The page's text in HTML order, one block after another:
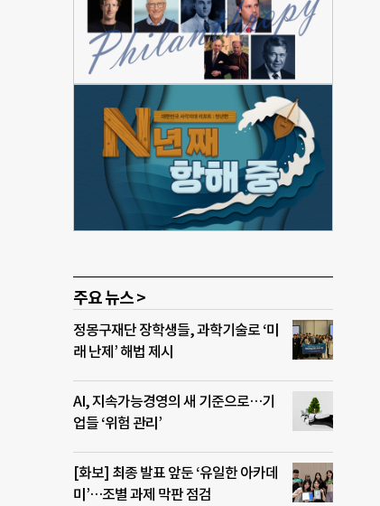
주요 뉴스 >
정몽구재단 장학생들, 과학기술로 ‘미
래 난제’ 해법 제시
AI, 지속가능경영의 새 기준으로…기
업들 ‘위험 관리’
[화보] 최종 발표 앞둔 ‘유일한 아카데
미’…조별 과제 막판 점검